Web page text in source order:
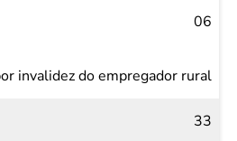
06
invalidez do empregador rural
33